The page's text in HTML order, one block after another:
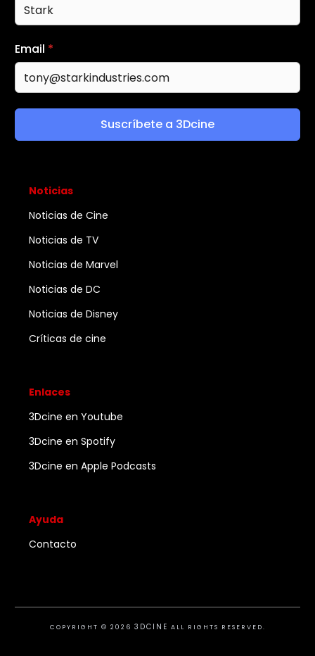
Email *
Suscríbete a 3Dcine
Noticias
Noticias de Cine
Noticias de TV
Noticias de Marvel
Noticias de DC
Noticias de Disney
Críticas de cine
Enlaces
3Dcine en Youtube
3Dcine en Spotify
3Dcine en Apple Podcasts
Ayuda
Contacto
COPYRIGHT © 2026 3DCINE ALL RIGHTS RESERVED.